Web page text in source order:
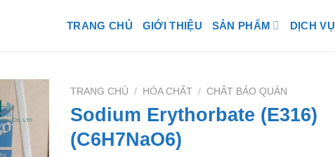
TRANG CHỦ GIỚI THIỆU SẢN PHẨM DỊCH VỤ
TRANG CHỦ / HÓA CHẤT / CHẤT BẢO QUẢN
Sodium Erythorbate (E316)
(C6H7NaO6)